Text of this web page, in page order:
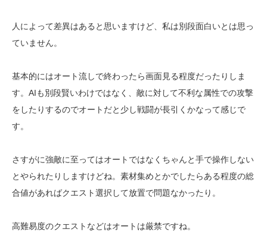
人によって差異はあると思いますけど、私は別段面白いとは思っ
ていません。
基本的にはオート流しで終わったら画面見る程度だったりしま
す。AIも別段賢いわけではなく、敵に対して不利な属性での攻撃
をしたりするのでオートだと少し戦闘が長引くかなって感じで
す。
さすがに強敵に至ってはオートではなくちゃんと手で操作しない
とやられたりしますけどね。素材集めとかでしたらある程度の総
合値があればクエスト選択して放置で問題なかったり。
高難易度のクエストなどはオートは厳禁ですね。